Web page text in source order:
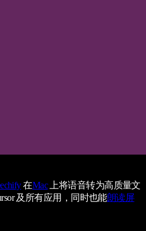
在Mac上将语音转为高质量文
及所有应用，同时也能朗读屏